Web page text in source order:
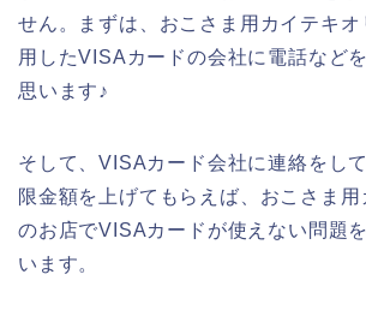
せん。まずは、おこさま用カイテキオ
用したVISAカードの会社に電話など
思います♪
そして、VISAカード会社に連絡をし
限金額を上げてもらえば、おこさま
のお店でVISAカードが使えない問題
います。